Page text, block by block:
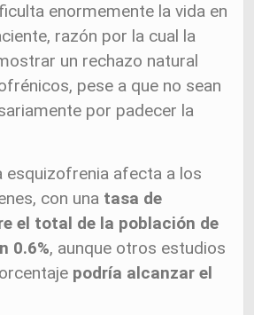
enormemente la vida en
razón por la cual la
un rechazo natural
pese a que no sean
por padecer la
esquizofrenia afecta a los
con una tasa de
el total de la población de
0.6%, aunque otros estudios
podría alcanzar el